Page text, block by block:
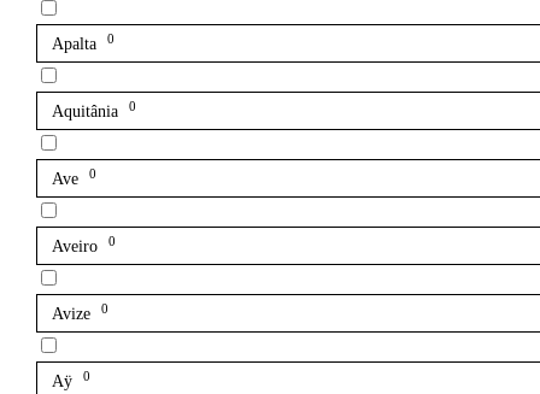
Apalta 0
Aquitânia 0
Ave 0
Aveiro 0
Avize 0
Aÿ 0